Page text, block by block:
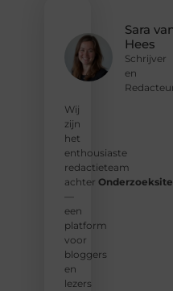
Sara
Hees
Schrijver
en
Wij
zijn
het
enthousiaste
redactieteam
achter
—
een
platform
voor
bloggers
en
lezers